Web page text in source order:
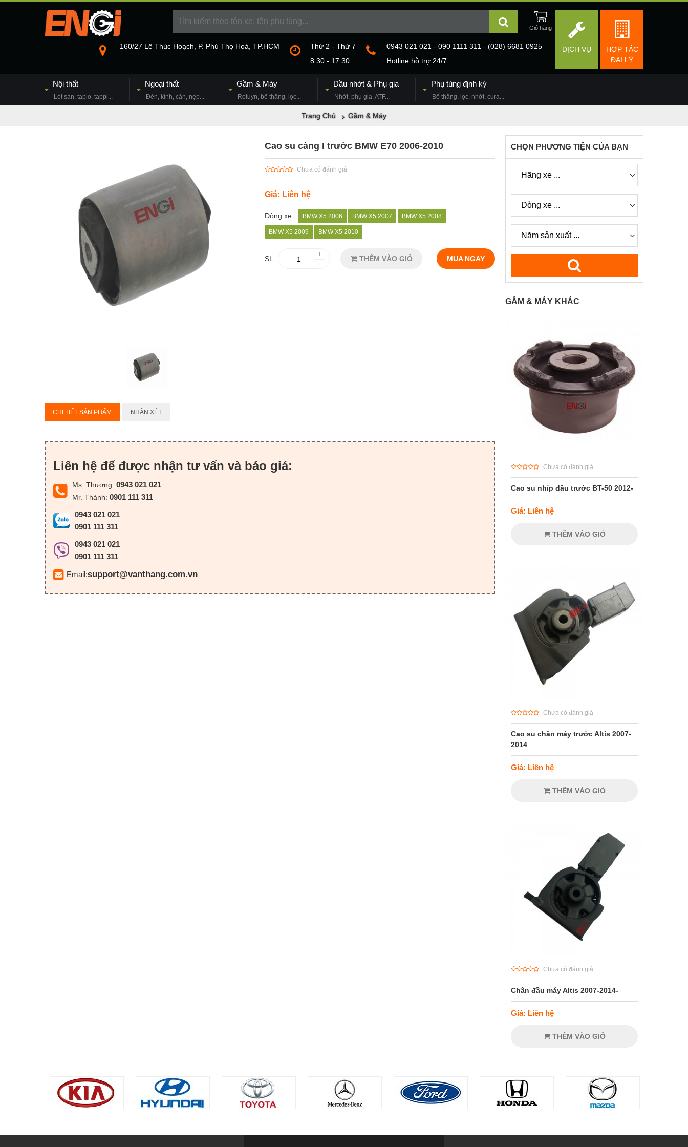
HỢP TÁC
ĐẠI LÝ
DỊCH VỤ
160/27 Lê Thúc Hoạch, P. Phú Thọ Hoà, TP.HCM
Thứ 2 - Thứ 7
8:30 - 17:30
0943 021 021 - 090 1111 311 - (028) 6681 0925
Hotline hỗ trợ 24/7
Nội thất
Lót sàn, taplo, tappi...
Ngoại thất
Đèn, kính, cản, nẹp...
Gầm & Máy
Rotuyn, bố thắng, lọc...
Dầu nhớt & Phụ gia
Nhớt, phụ gia, ATF...
Phụ tùng định kỳ
Bố thắng, lọc, nhớt, cura...
Trang Chủ Gầm & Máy
Cao su càng I trước BMW E70 2006-2010
Chưa có đánh giá
Giá: Liên hệ
Dòng xe: BMW X5 2006 BMW X5 2007 BMW X5 2008
BMW X5 2009 BMW X5 2010
SL:
+
-
THÊM VÀO GIỎ MUA NGAY
CHI TIẾT SẢN PHẨM NHẬN XÉT
Liên hệ để được nhận tư vấn và báo giá:
Ms. Thương: 0943 021 021
Mr. Thành: 0901 111 311
0943 021 021
0901 111 311
0943 021 021
0901 111 311
Email:support@vanthang.com.vn
CHỌN PHƯƠNG TIỆN CỦA BẠN
GẦM & MÁY KHÁC
Chưa có đánh giá
Cao su nhíp đầu trước BT-50 2012-
Giá: Liên hệ
THÊM VÀO GIỎ
Chưa có đánh giá
Cao su chân máy trước Altis 2007-
2014
Giá: Liên hệ
THÊM VÀO GIỎ
Chưa có đánh giá
Chân đầu máy Altis 2007-2014-
Giá: Liên hệ
THÊM VÀO GIỎ